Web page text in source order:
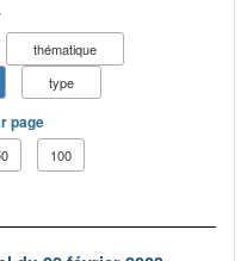
thématique
type
page
100